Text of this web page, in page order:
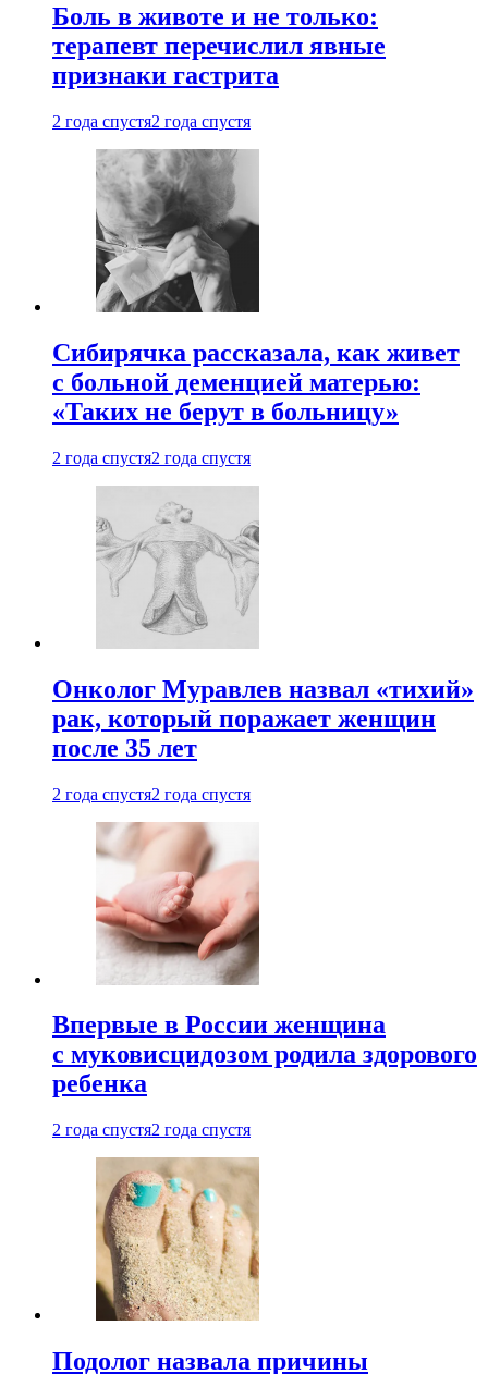
Боль в животе и не только:
терапевт перечислил явные
признаки гастрита
2 года спустя2 года спустя
Сибирячка рассказала, как живет
с больной деменцией матерью:
«Таких не берут в больницу»
2 года спустя2 года спустя
Онколог Муравлев назвал «тихий»
рак, который поражает женщин
после 35 лет
2 года спустя2 года спустя
Впервые в России женщина
с муковисцидозом родила здорового
ребенка
2 года спустя2 года спустя
Подолог назвала причины